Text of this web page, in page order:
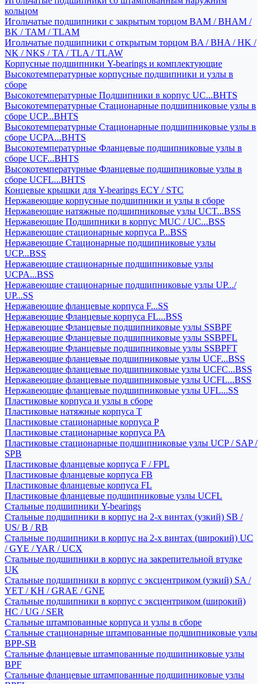
кольцом
Игольчатые подшипники с закрытым торцом BAM / BHAM /
BK / TAM / TLAM
Игольчатые подшипники с открытым торцом BA / BHA / HK /
NK / NKS / TA / TLA / TLAW
Корпусные подшипники Y-bearings и комплектующие
Высокотемпературные корпусные подшипники и узлы в
сборе
Высокотемпературные Подшипники в корпус UC...BHTS
Высокотемпературные Стационарные подшипниковые узлы в
сборе UCP...BHTS
Высокотемпературные Стационарные подшипниковые узлы в
сборе UCPA...BHTS
Высокотемпературные Фланцевые подшипниковые узлы в
сборе UCF...BHTS
Высокотемпературные Фланцевые подшипниковые узлы в
сборе UCFL...BHTS
Концевые крышки для Y-bearings ECY / STC
Нержавеющие корпусные подшипники и узлы в сборе
Нержавеющие натяжные подшипниковые узлы UCT...BSS
Нержавеющие Подшипники в корпус MUC / UC...BSS
Нержавеющие стационарные корпуса P...BSS
Нержавеющие Стационарные подшипниковые узлы
UCP...BSS
Нержавеющие стационарные подшипниковые узлы
UCPA...BSS
Нержавеющие стационарные подшипниковые узлы UP.../
UP...SS
Нержавеющие фланцевые корпуса F...SS
Нержавеющие Фланцевые корпуса FL...BSS
Нержавеющие Фланцевые подшипниковые узлы SSBPF
Нержавеющие Фланцевые подшипниковые узлы SSBPFL
Нержавеющие Фланцевые подшипниковые узлы SSBPFT
Нержавеющие фланцевые подшипниковые узлы UCF...BSS
Нержавеющие фланцевые подшипниковые узлы UCFC...BSS
Нержавеющие фланцевые подшипниковые узлы UCFL...BSS
Нержавеющие фланцевые подшипниковые узлы UFL...SS
Пластиковые корпуса и узлы в сборе
Пластиковые натяжные корпуса T
Пластиковые стационарные корпуса P
Пластиковые стационарные корпуса PA
Пластиковые стационарные подшипниковые узлы UCP / SAP /
SPB
Пластиковые фланцевые корпуса F / FPL
Пластиковые фланцевые корпуса FB
Пластиковые фланцевые корпуса FL
Пластиковые фланцевые подшипниковые узлы UCFL
Стальные подшипники Y-bearings
Стальные подшипники в корпус на 2-х винтах (узкий) SB /
US/ B / RB
Стальные подшипники в корпус на 2-х винтах (широкий) UC
/ GYE / YAR / UCX
Стальные подшипники в корпус на закрепительной втулке
UK
Стальные подшипники в корпус с эксцентриком (узкий) SA /
YET / KH / GRAE / GNE
Стальные подшипники в корпус с эксцентриком (широкий)
HC / UG / SER
Стальные штампованные корпуса и узлы в сборе
Стальные стационарные штампованные подшипниковые узлы
BPP-SB
Стальные фланцевые штампованные подшипниковые узлы
BPF
Стальные фланцевые штампованные подшипниковые узлы